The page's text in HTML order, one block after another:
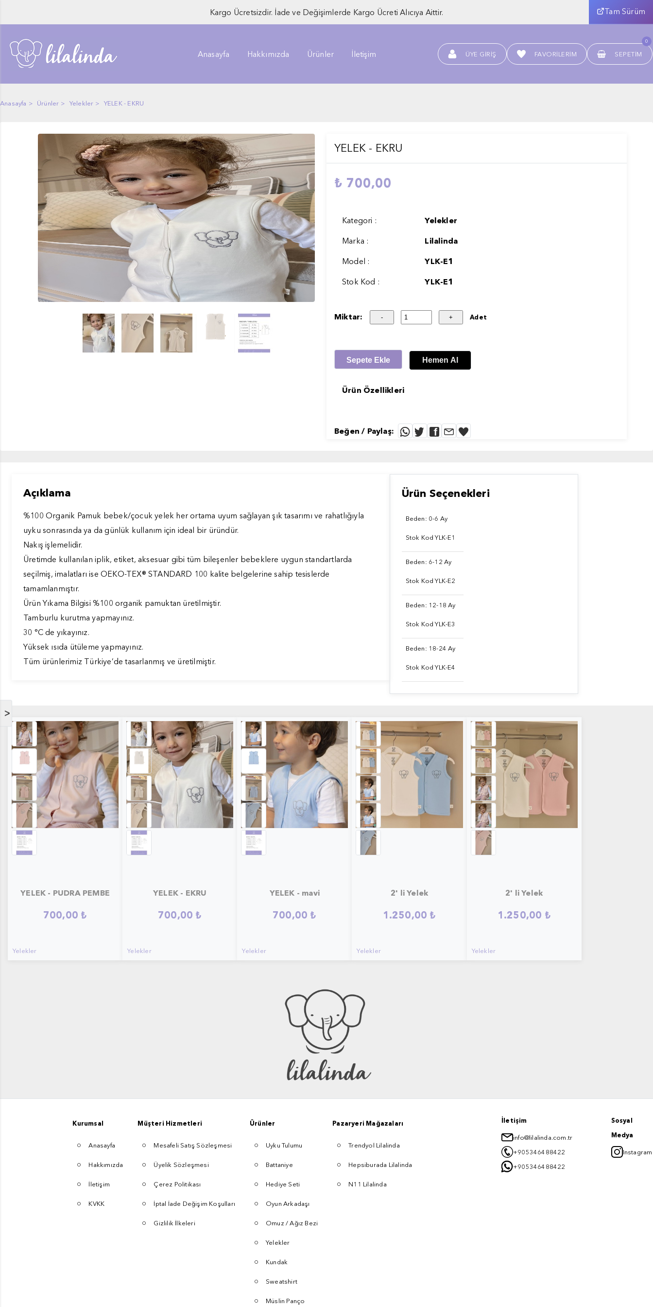
Tam Sürüm
Kargo Ücretsizdir. İade ve Değişimlerde Kargo Ücreti Alıcıya Aittir.
Anasayfa Hakkımızda Ürünler İletişim ÜYE GIRIŞ FAVORILERIM
0
SEPETIM
>
Anasayfa Ürünler Yelekler YELEK - EKRU
YELEK - EKRU
₺ 700,00
Kategori : Yelekler
Marka : Lilalinda
Model : YLK-E1
Stok Kod : YLK-E1
Miktar: Adet
Sepete Ekle Hemen Al
Ürün Özellikleri
Beğen / Paylaş:
Açıklama
%100 Organik Pamuk bebek/çocuk yelek her ortama uyum sağlayan şık tasarımı ve rahatlığıyla
uyku sonrasında ya da günlük kullanım için ideal bir üründür.
Nakış işlemelidir.
Üretimde kullanılan iplik, etiket, aksesuar gibi tüm bileşenler bebeklere uygun standartlarda
seçilmiş, imalatları ise OEKO-TEX® STANDARD 100 kalite belgelerine sahip tesislerde
tamamlanmıştır.
Ürün Yıkama Bilgisi %100 organik pamuktan üretilmiştir.
Tamburlu kurutma yapmayınız.
30 °C de yıkayınız.
Yüksek ısıda ütüleme yapmayınız.
Tüm ürünlerimiz Türkiye’de tasarlanmış ve üretilmiştir.
Ürün Seçenekleri
Beden: 0-6 Ay
Stok Kod YLK-E1
Beden: 6-12 Ay
Stok Kod YLK-E2
Beden: 12-18 Ay
Stok Kod YLK-E3
Beden: 18-24 Ay
Stok Kod YLK-E4
YELEK - PUDRA PEMBE1
YELEK - PUDRA PEMBE
700,00 ₺
Yelekler
YELEK - EKRU2
YELEK - EKRU
700,00 ₺
Yelekler
YELEK - mavi1
YELEK - mavi
700,00 ₺
Yelekler
2' li Yelek2
2' li Yelek
1.250,00 ₺
Yelekler
2' li Yelek1
2' li Yelek
1.250,00 ₺
Yelekler
Kurumsal
Anasayfa
Hakkımızda
İletişim
KVKK
Müşteri Hizmetleri
Mesafeli Satış Sözleşmesi
Üyelik Sözleşmesi
Çerez Politikası
İptal İade Değişim Koşulları
Gizlilik İlkeleri
Ürünler
Uyku Tulumu
Battaniye
Hediye Seti
Oyun Arkadaşı
Omuz / Ağız Bezi
Yelekler
Kundak
Sweatshirt
Müslin Panço
Pazaryeri Mağazaları
Trendyol Lilalinda
Hepsiburada Lilalinda
N11 Lilalinda
İletişim
info@lilalinda.com.tr
+905346488422
+905346488422
Sosyal
Medya
Instagram